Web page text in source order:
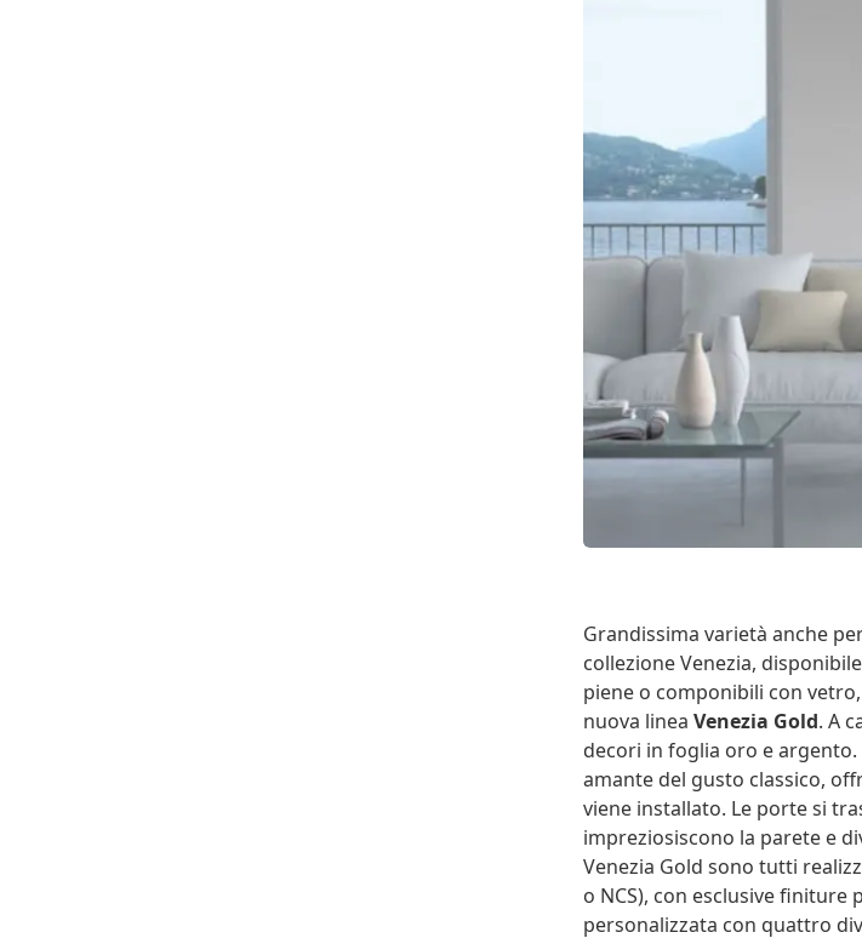
Grandissima varietà anche
collezione Venezia,
piene o componibili con vetro,
nuova lineaVenezia Gold. A
decori in foglia oro e
amante del gusto classico,
viene installato. Le porte si
impreziosiscono la parete e
Venezia Gold sono tutti
o NCS), con esclusive
personalizzata con quattro